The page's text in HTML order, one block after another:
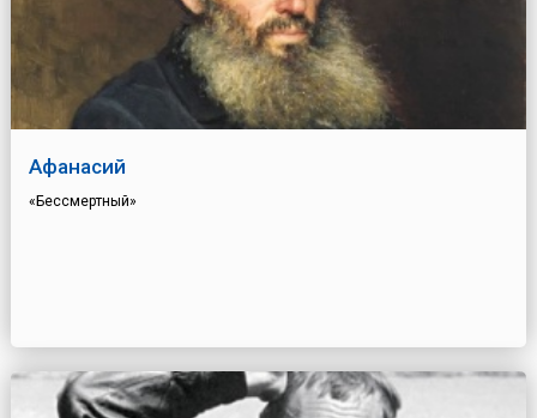
Афанасий
«Бессмертный»